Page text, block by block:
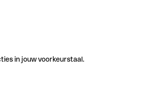
in jouw voorkeurstaal.